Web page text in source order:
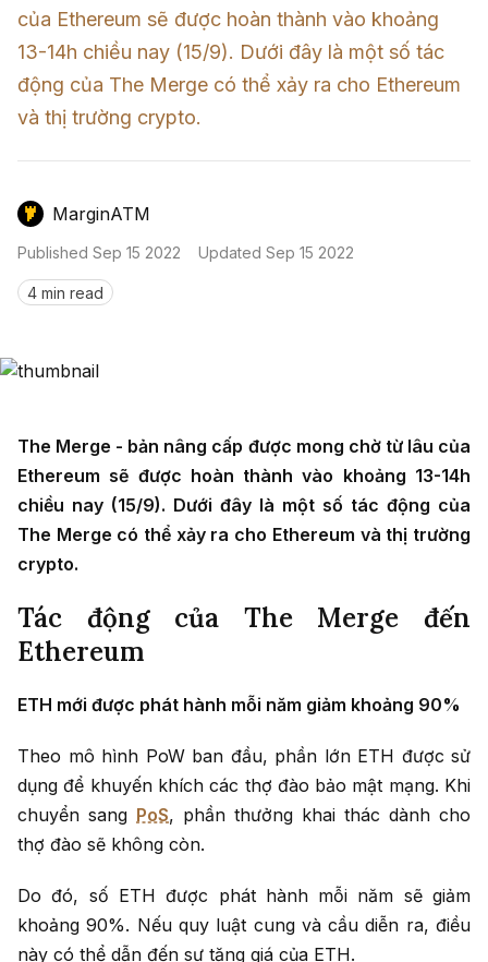
Kinh Nghiệm Đầu Tư
Sàn Giao Dịch
Công Cụ Đầu Tư
Mô Hình Biểu Đồ Giá
GameFi
Sign in
của Ethereum sẽ được hoàn thành vào khoảng
13-14h chiều nay (15/9). Dưới đây là một số tác
động của The Merge có thể xảy ra cho Ethereum
và thị trường crypto.
MarginATM
Published Sep 15 2022 Updated Sep 15 2022
4 min read
The Merge - bản nâng cấp được mong chờ từ lâu của
Ethereum sẽ được hoàn thành vào khoảng 13-14h
chiều nay (15/9). Dưới đây là một số tác động của
The Merge có thể xảy ra cho Ethereum và thị trường
crypto.
Tác động của The Merge đến
Ethereum
ETH mới được phát hành mỗi năm giảm khoảng 90%
Theo mô hình PoW ban đầu, phần lớn ETH được sử
dụng để khuyến khích các thợ đào bảo mật mạng. Khi
chuyển sang PoS, phần thưởng khai thác dành cho
thợ đào sẽ không còn.
Do đó, số ETH được phát hành mỗi năm sẽ giảm
khoảng 90%. Nếu quy luật cung và cầu diễn ra, điều
này có thể dẫn đến sự tăng giá của ETH.